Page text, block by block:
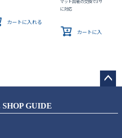
カートに入れる
マット台紙の交換で3サイズの写真
に対応
カートに入れる
ップ
GUIDE